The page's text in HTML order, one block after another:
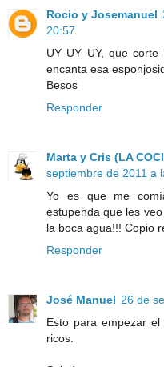
Rocio y Josemanuel
20:57
UY UY UY, que
encanta esa
Besos
Responder
Marta y Cris (LA
septiembre de 2011 a
Yo es que me
estupenda que les
la boca agua!!! Copio
Responder
José Manuel 26 de
Esto para empezar
ricos.